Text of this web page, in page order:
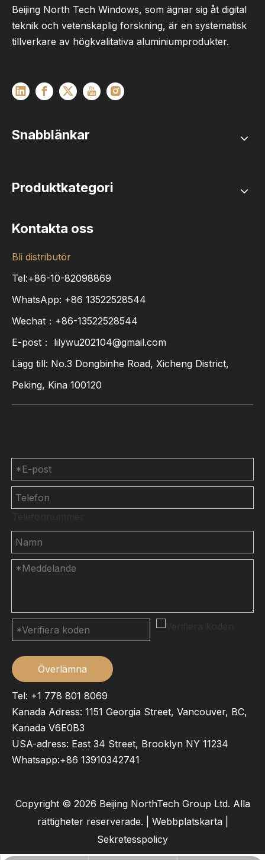
Beijing North Tech Windows, som ägnar sig åt digital
teknik och vetenskaplig forskning, är en systematisk
tillverkare av högkvalitativa aluminiumprodukter.
Snabblänkar
Produktkategori
Kontakta oss
Bli distributör
Tel:+86-10-82098869
WhatsApp: +86 13522528544
Wechat：+86-13522528544
E-post： lilywu202104@gmail.com
Lägg till: No.3 Dongbinhe Road, Xicheng District,
Peking, Kina 100120
Överlämna
Tel: +1 778 801 8069
Kanada Adress: 1151 Georgia Street, Vancouver, BC,
Kanada V6E0B3
USA-adress: East 34 Street, Brooklyn NY 11234
Whatsapp:+86 13910342741
Copyright © 2026 Beijing NorthTech Group Ltd. Alla
rättigheter reserverade. | Webbplatskarta|
Sekretesspolicy